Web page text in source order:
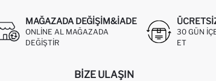
MAĞAZADA DEĞIŞIM&İADE
ONLINE AL MAĞAZADA
DEĞIŞTIR
30 GÜN
ET
BIZE ULAŞIN